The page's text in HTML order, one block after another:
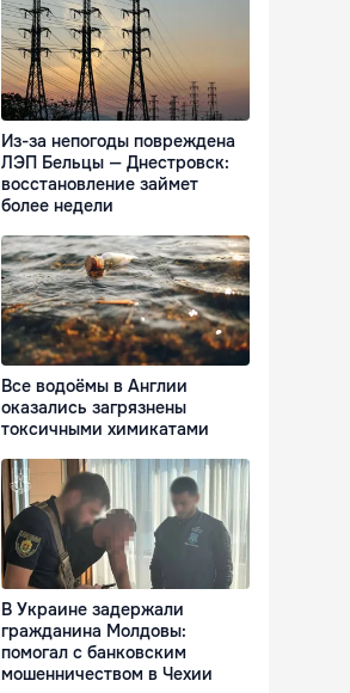
Из-за непогоды повреждена
ЛЭП Бельцы — Днестровск:
восстановление займет
более недели
Все водоёмы в Англии
оказались загрязнены
токсичными химикатами
В Украине задержали
гражданина Молдовы:
помогал с банковским
мошенничеством в Чехии